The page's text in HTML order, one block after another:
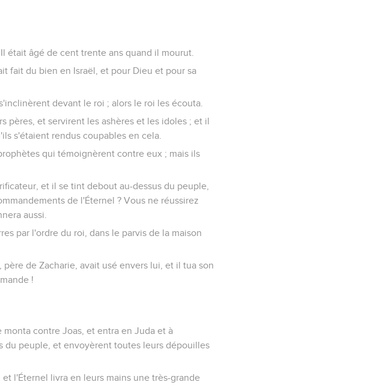
était âgé de cent trente ans quand il mourut.
fait du bien en Israël, et pour Dieu et pour sa
devant le roi ; alors le roi les écouta.
pères, et servirent les ashères et les idoles ; et il
s'étaient rendus coupables en cela.
qui témoignèrent contre eux ; mais ils
et il se tint debout au-dessus du peuple,
de l'Éternel ? Vous ne réussirez
aussi.
par l'ordre du roi, dans le parvis de la maison
de Zacharie, avait usé envers lui, et il tua son
!
contre Joas, et entra en Juda et à
du peuple, et envoyèrent toutes leurs dépouilles
l'Éternel livra en leurs mains une très-grande